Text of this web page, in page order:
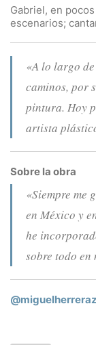
Gabriel, en
escenarios;
«A lo largo
caminos, por
pintura. Hoy
artista
Sobre la obra
«Siempre me
en México y
he
sobre todo en